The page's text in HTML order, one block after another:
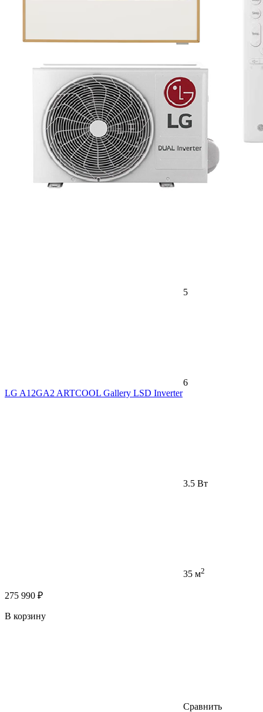
5
6
LG A12GA2 ARTCOOL Gallery LSD Inverter
3.5 Вт
35 м2
275 990 ₽
В корзину
Сравнить